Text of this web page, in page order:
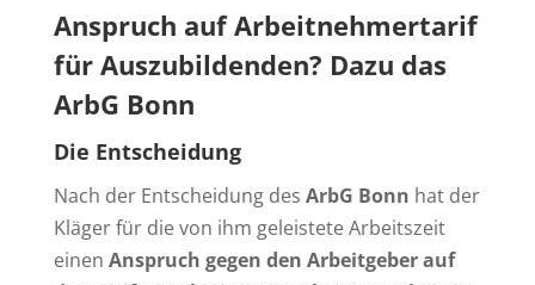
Anspruch auf Arbeitnehmertarif
für Auszubildenden? Dazu das
ArbG Bonn
Die Entscheidung
Nach der Entscheidung des ArbG Bonn hat der
Kläger für die von ihm geleistete Arbeitszeit
einen Anspruch gegen den Arbeitgeber auf